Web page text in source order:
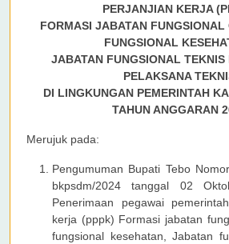
PERJANJIAN KERJA
FORMASI JABATAN FUNGSIONAL
FUNGSIONAL
JABATAN FUNGSIONAL
PELAKSANA
DI LINGKUNGAN PEMERINTAH
TAHUN ANGGARAN
Merujuk pada:
Pengumuman Bupati Tebo
bkpsdm/2024 tanggal 02
Penerimaan pegawai
kerja (pppk) Formasi jabatan
fungsional kesehatan, Jabatan